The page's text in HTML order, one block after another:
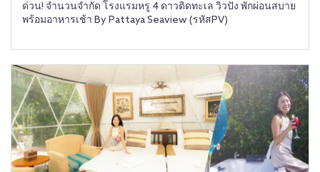
ด่วน! จำนวนจำกัด โรงแรมหรู 4 ดาวติดทะเล วิวปัง พักผ่อนสบาย
พร้อมอาหารเช้า By Pattaya Seaview (รหัสPV)